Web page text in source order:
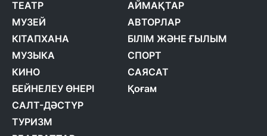
ТЕАТР
МУЗЕЙ
КІТАПХАНА
МУЗЫКА
КИНО
БЕЙНЕЛЕУ ӨНЕРІ
САЛТ-ДӘСТҮР
ТУРИЗМ
АЙМАҚТАР
АВТОРЛАР
БІЛІМ ЖӘНЕ ҒЫЛЫМ
СПОРТ
САЯСАТ
Қоғам